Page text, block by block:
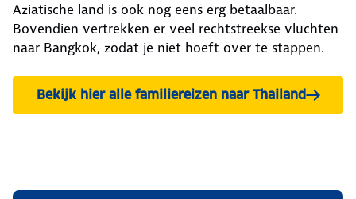
Aziatische land is ook nog eens erg betaalbaar.
Bovendien vertrekken er veel rechtstreekse vluchten
naar Bangkok, zodat je niet hoeft over te stappen.
Bekijk hier alle familiereizen naar Thailand